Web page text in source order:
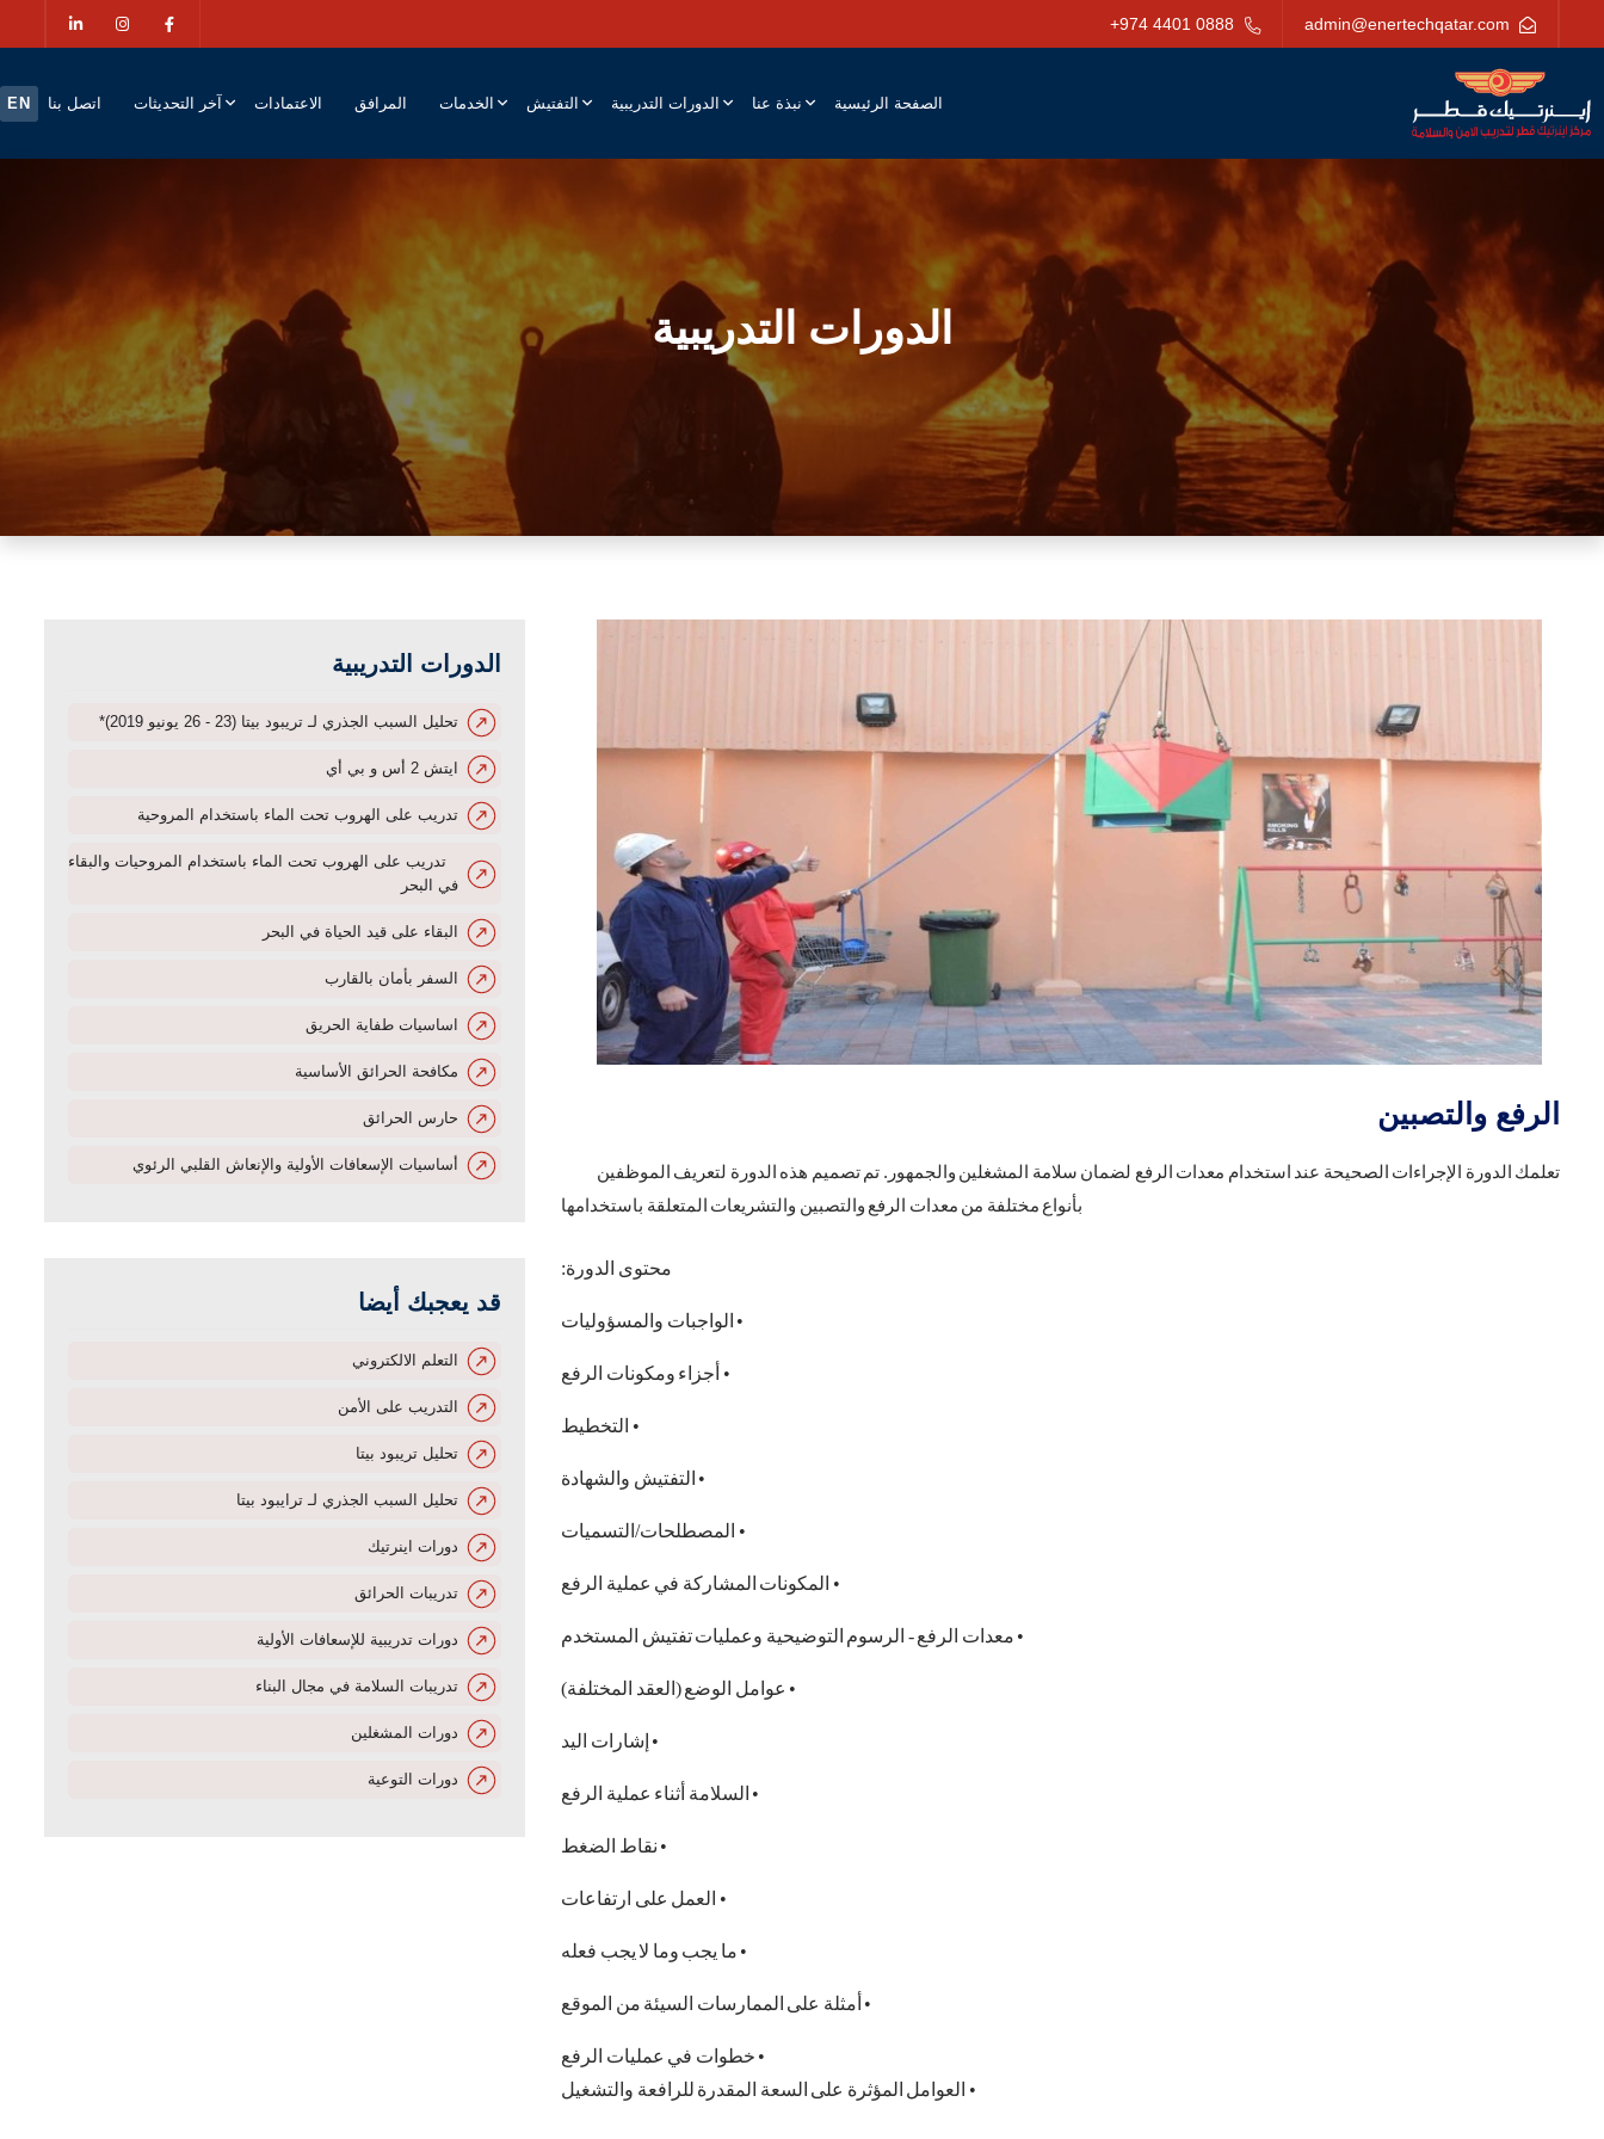
admin@enertechqatar.com
+974 4401 0888
الصفحة الرئيسية نبذة عنا الدورات التدريبية التفتيش الخدمات المرافق الاعتمادات آخر التحديثات اتصل بنا EN
الدورات التدريبية
الدورات التدريبية
تحليل السبب الجذري لـ تريبود بيتا (23 - 26 يونيو 2019)*
ايتش 2 أس و بي أي
تدريب على الهروب تحت الماء باستخدام المروحية
تدريب على الهروب تحت الماء باستخدام المروحيات والبقاء
في البحر
البقاء على قيد الحياة في البحر
السفر بأمان بالقارب
اساسيات طفاية الحريق
مكافحة الحرائق الأساسية
حارس الحرائق
أساسيات الإسعافات الأولية والإنعاش القلبي الرئوي
قد يعجبك أيضا
التعلم الالكتروني
التدريب على الأمن
تحليل تريبود بيتا
تحليل السبب الجذري لـ ترايبود بيتا
دورات اينرتيك
تدريبات الحرائق
دورات تدريبية للإسعافات الأولية
تدريبات السلامة في مجال البناء
دورات المشغلين
دورات التوعية
الرفع والتصبين
تعلمك الدورة الإجراءات الصحيحة عند استخدام معدات الرفع لضمان سلامة المشغلين والجمهور. تم تصميم هذه الدورة لتعريف الموظفين
بأنواع مختلفة من معدات الرفع والتصبين والتشريعات المتعلقة باستخدامها
محتوى الدورة:
• الواجبات والمسؤوليات
• أجزاء ومكونات الرفع
• التخطيط
• التفتيش والشهادة
• المصطلحات/التسميات
• المكونات المشاركة في عملية الرفع
• معدات الرفع- الرسوم التوضيحية وعملياتتفتيش المستخدم
• عوامل الوضع( العقد المختلفة)
• إشارات اليد
• السلامة أثناء عملية الرفع
• نقاط الضغط
• العمل على ارتفاعات
• ما يجب وما لايجب فعله
• أمثلة على الممارسات السيئة من الموقع
• خطوات في عمليات الرفع
• العوامل المؤثرة على السعة المقدرة للرافعة والتشغيل